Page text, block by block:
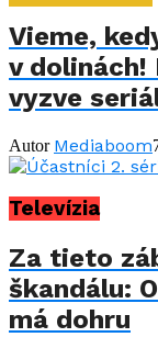
Vieme,
v dolinách!
vyzve
Autor Mediaboom
Televízia
Za tieto
škandálu:
má dohru